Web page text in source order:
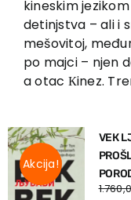
kineskim
detinjstva – ali i
mešovitoj,
po majci – njen
a otac Кinez.
Akcija!
VEК